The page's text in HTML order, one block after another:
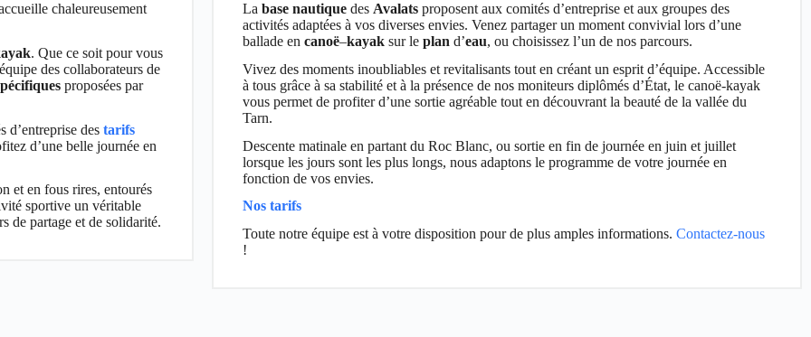
chaleureusement
. Que ce soit pour vous
des collaborateurs de
proposées par
d’entreprise des tarifs
d’une belle journée en
et en fous rires, entourés
sportive un véritable
de partage et de solidarité.
La base nautique des Avalats proposent aux comités d’entreprise et aux groupes des
activités adaptées à vos diverses envies. Venez partager un moment convivial lors d’une
ballade en canoë–kayak sur le plan d’eau, ou choisissez l’un de nos parcours.
Vivez des moments inoubliables et revitalisants tout en créant un esprit d’équipe. Accessible
à tous grâce à sa stabilité et à la présence de nos moniteurs diplômés d’État, le canoë-kayak
vous permet de profiter d’une sortie agréable tout en découvrant la beauté de la vallée du
Tarn.
Descente matinale en partant du Roc Blanc, ou sortie en fin de journée en juin et juillet
lorsque les jours sont les plus longs, nous adaptons le programme de votre journée en
fonction de vos envies.
Nos tarifs
Toute notre équipe est à votre disposition pour de plus amples informations. Contactez-nous
!